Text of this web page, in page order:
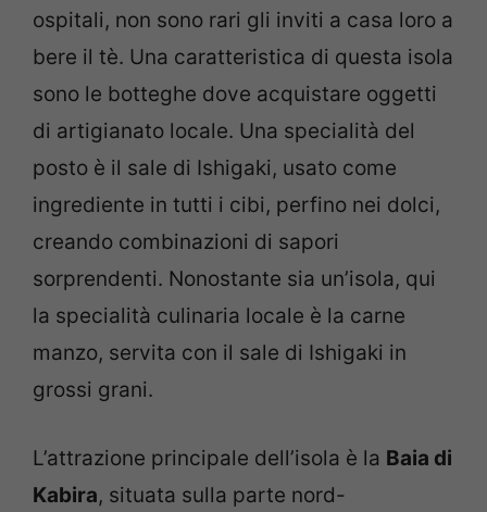
ospitali, non sono rari gli inviti a casa loro a
bere il tè. Una caratteristica di questa isola
sono le botteghe dove acquistare oggetti
di artigianato locale. Una specialità del
posto è il sale di Ishigaki, usato come
ingrediente in tutti i cibi, perfino nei dolci,
creando combinazioni di sapori
sorprendenti. Nonostante sia un’isola, qui
la specialità culinaria locale è la carne
manzo, servita con il sale di Ishigaki in
grossi grani.
L’attrazione principale dell’isola è la Baia di
Kabira, situata sulla parte nord-